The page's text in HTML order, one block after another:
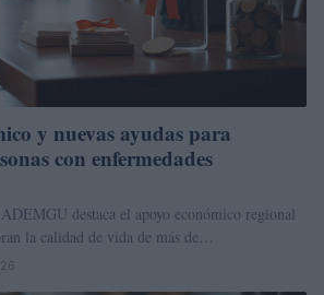
y nuevas ayudas para
con enfermedades
destaca el apoyo económico regional
la calidad de vida de más de…